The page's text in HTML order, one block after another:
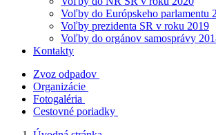
Voľby do Európskeho parlamentu
Voľby prezidenta SR v roku 2019
Voľby do orgánov samosprávy
Kontakty
Zvoz odpadov
Organizácie
Fotogaléria
Cestovné poriadky